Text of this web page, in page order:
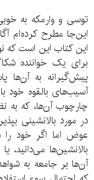
توسی و وارمکه به
این‌جا مطرح کرده‌ام
این کتاب این است که
برای یک خواننده
پیش‌گیرانه به آن‌ها
آسیب‌های بالقوه خود
چارچوب آن‌ها، که به
در مورد بالانشینی
عوض اما اگر خود را
بالانشین‌ها می‌دانید،
آن‌ها بر جامعه به